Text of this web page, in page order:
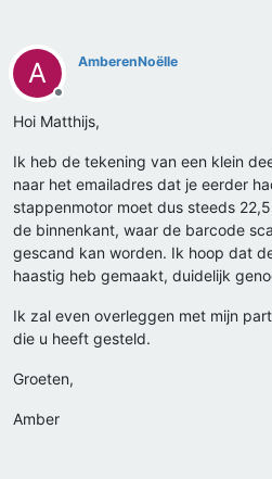
A
Offline
AmberenNoëlle
Hoi Matthijs,
Ik heb de tekening van een klein
naar het emailadres dat je eerder
stappenmotor moet dus steeds
de binnenkant, waar de barcode
gescand kan worden. Ik hoop dat
haastig heb gemaakt, duidelijk
Ik zal even overleggen met mijn
die u heeft gesteld.
Groeten,
Amber